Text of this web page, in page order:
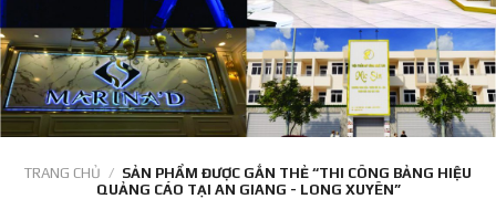
TRANG CHỦ / SẢN PHẨM ĐƯỢC GẮN THẺ “THI CÔNG BẢNG HIỆU
QUẢNG CÁO TẠI AN GIANG - LONG XUYÊN”